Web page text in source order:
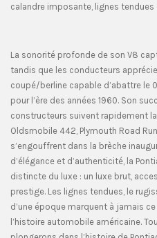
calandre imposante, lignes
La sonorité profonde de son V8
tandis que les conducteurs
coupé/berline capable d’abattre le
pour l’ère des années 1960. Son
constructeurs suivent rapidement
Oldsmobile 442, Plymouth Road
s’engouffrent dans la brèche
d’élégance et d’authenticité, la
distincte du luxe : un luxe brut,
prestige. Les lignes tendues, le
d’une époque marquent à jamais
l’histoire automobile américaine.